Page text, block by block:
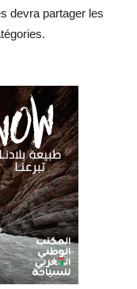
devra partager les